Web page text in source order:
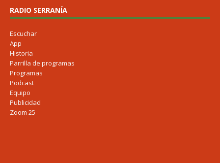
RADIO SERRANÍA
Escuchar
App
Historia
Parrilla de programas
Programas
Podcast
Equipo
Publicidad
Zoom 25